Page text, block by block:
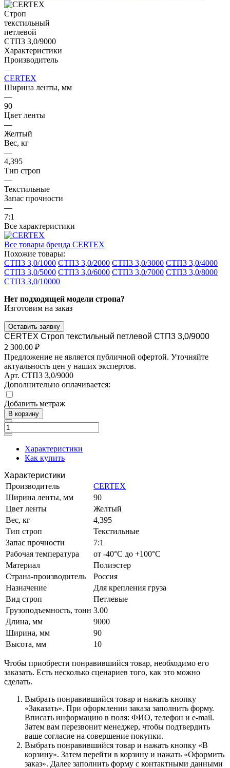
Характеристики
Производитель
—
CERTEX
Ширина ленты, мм
—
90
Цвет ленты
—
Желтый
Вес, кг
—
4,395
Тип строп
—
Текстильные
Запас прочности
—
7:1
Все характеристики
Все товары бренда CERTEX
Похожие товары:
СТП3 3,0/1000 СТП3 3,0/2000 СТП3 3,0/3000 СТП3 3,0/4000
СТП3 3,0/5000 СТП3 3,0/6000 СТП3 3,0/7000 СТП3 3,0/8000
СТП3 3,0/10000
Нет подходящей модели стропа?
Изготовим на заказ
Оставить заявку
CERTEX Строп текстильный петлевой СТП3 3,0/9000
2 300.00 ₽
Предложение не является публичной офертой. Уточняйте
актуальность цен у наших экспертов.
Арт. СТП3 3,0/9000
Дополнительно оплачивается:
Добавить метраж
В корзину
Характеристики
Как купить
Характеристики
Производитель
CERTEX
Ширина ленты, мм
90
Цвет ленты
Желтый
Вес, кг
4,395
Тип строп
Текстильные
Запас прочности
7:1
Рабочая температура
от -40°C до +100°C
Материал
Полиэстер
Страна-производитель
Россия
Назначение
Для крепления груза
Вид строп
Петлевые
Грузоподъемность, тонн 3.00
Длина, мм
9000
Ширина, мм
90
Высота, мм
10
Чтобы приобрести понравившийся товар, необходимо его
заказать. Есть несколько сценариев того, как это можно
сделать.
Выбрать понравившийся товар и нажать кнопку
«Заказать». При оформлении заказа заполнить форму.
Вписать информацию в поля: ФИО, телефон и e-mail.
Затем вам перезвонит менеджер, чтобы подтвердить
ваше согласие на совершение покупки.
Выбрать понравившийся товар и нажать кнопку «В
корзину». Затем перейти в корзину и нажать «Оформить
заказ». Далее заполнить форму с контактными данными